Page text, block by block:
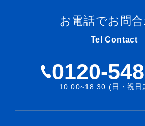
お電話でお問
Tel Contact
0120-
10:00~18:30 (日・祝日